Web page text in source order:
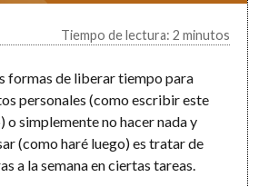
Tiempo de lectura: 2 minutos
formas de liberar tiempo para
personales (como escribir este
o simplemente no hacer nada y
(como haré luego) es tratar de
a la semana en ciertas tareas.